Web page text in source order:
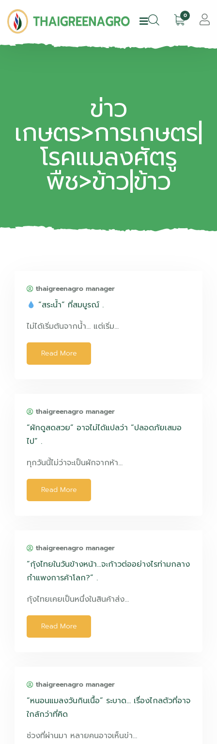
0
ข่าว
เกษตร>การเกษตร|
โรคแมลงศัตรู
พืช>ข้าว|ข้าว
thaigreenagro manager
“สระน้ำ” ที่สมบูรณ์ .
ไม่ได้เริ่มต้นจากน้ำ… แต่เริ่ม…
Read More
thaigreenagro manager
“ผักดูสดสวย” อาจไม่ได้แปลว่า “ปลอดภัยเสมอ
ไป” .
ทุกวันนี้ไม่ว่าจะเป็นผักจากห้า…
Read More
thaigreenagro manager
“กุ้งไทยในวันข้างหน้า…จะก้าวต่ออย่างไรท่ามกลาง
กำแพงการค้าโลก?” .
กุ้งไทยเคยเป็นหนึ่งในสินค้าส่ง…
Read More
thaigreenagro manager
“หนอนแมลงวันกินเนื้อ” ระบาด… เรื่องไกลตัวที่อาจ
ใกล้กว่าที่คิด
ช่วงที่ผ่านมา หลายคนอาจเห็นข่า…